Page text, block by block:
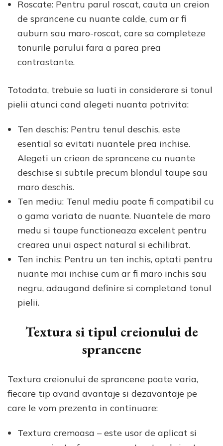
Roscate: Pentru parul roscat, cauta un creion
de sprancene cu nuante calde, cum ar fi
auburn sau maro-roscat, care sa completeze
tonurile parului fara a parea prea
contrastante.
Totodata, trebuie sa luati in considerare si tonul
pielii atunci cand alegeti nuanta potrivita:
Ten deschis: Pentru tenul deschis, este
esential sa evitati nuantele prea inchise.
Alegeti un crieon de sprancene cu nuante
deschise si subtile precum blondul taupe sau
maro deschis.
Ten mediu: Tenul mediu poate fi compatibil cu
o gama variata de nuante. Nuantele de maro
medu si taupe functioneaza excelent pentru
crearea unui aspect natural si echilibrat.
Ten inchis: Pentru un ten inchis, optati pentru
nuante mai inchise cum ar fi maro inchis sau
negru, adaugand definire si completand tonul
pielii.
Textura si tipul creionului de
sprancene
Textura creionului de sprancene poate varia,
fiecare tip avand avantaje si dezavantaje pe
care le vom prezenta in continuare:
Textura cremoasa – este usor de aplicat si